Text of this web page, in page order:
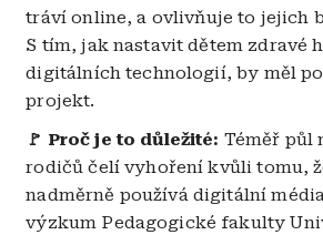
tráví online, a ovlivňuje to jejich
S tím, jak nastavit dětem zdravé
digitálních technologií, by měl
projekt.
🚩 Proč je to důležité: Téměř půl
rodičů čelí vyhoření kvůli tomu,
nadměrně používá digitální
výzkum Pedagogické fakulty